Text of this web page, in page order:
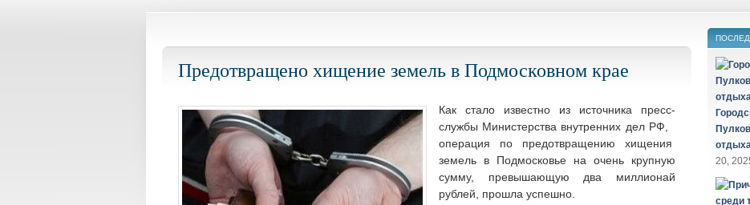
Предотвращено хищение земель в Подмосковном крае
Как стало известно из источника пресс-
службы Министерства внутренних дел РФ,
операция по предотвращению хищения
земель в Подмосковье на очень крупную
сумму, превышающую два миллионай
рублей, прошла успешно.
20,